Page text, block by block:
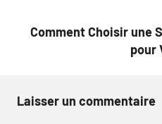
Comment Choisir une
pour
Laisser un commentaire